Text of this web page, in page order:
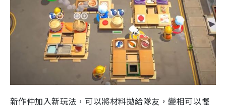
新作仲加入新玩法，可以將材料拋給隊友，變相可以慳